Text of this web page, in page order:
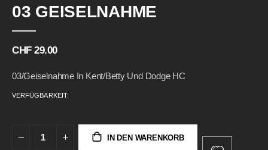
03 GEISELNAHME
CHF 29.00
03/Geiselnahme In Kent/Betty Und Dodge HC
VERFÜGBARKEIT:
IN DEN WARENKORB
beginning
images